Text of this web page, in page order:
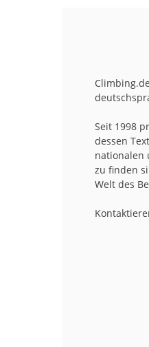
Seit 1998
dessen
nationalen
zu finden
Welt des